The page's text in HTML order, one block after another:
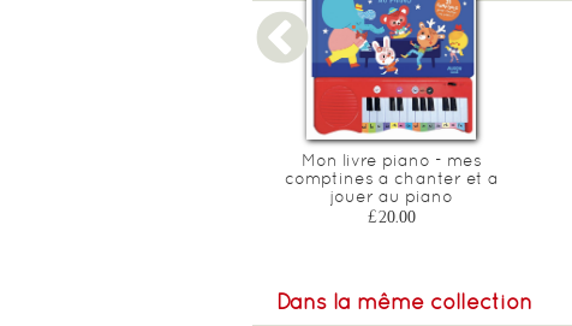
Mon livre piano - mes
comptines a chanter et a
jouer au piano
£20.00
Dans la même collection